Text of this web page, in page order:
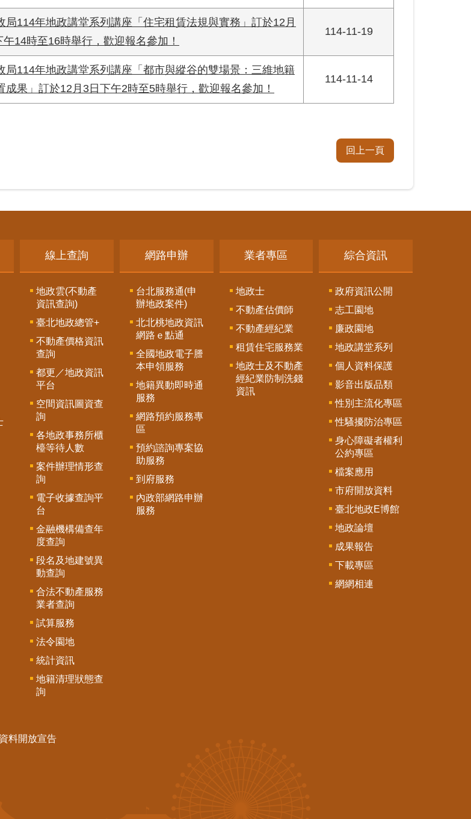
局114年地政講堂系列講座「住宅租賃法規與實務」訂於12月
14時至16時舉行，歡迎報名參加！
114-11-19
局114年地政講堂系列講座「都市與縱谷的雙場景：三維地籍
成果」訂於12月3日下午2時至5時舉行，歡迎報名參加！
114-11-14
回上一頁
線上查詢
地政雲(不動產
資訊查詢)
臺北地政總管+
不動產價格資訊
查詢
都更／地政資訊
平台
空間資訊圖資查
詢
各地政事務所櫃
檯等待人數
案件辦理情形查
詢
電子收據查詢平
台
金融機構備查年
度查詢
段名及地建號異
動查詢
合法不動產服務
業者查詢
試算服務
法令園地
統計資訊
地籍清理狀態查
詢
網路申辦
台北服務通(申
辦地政案件)
北北桃地政資訊
網路ｅ點通
全國地政電子謄
本申領服務
地籍異動即時通
服務
網路預約服務專
區
預約諮詢專案協
助服務
到府服務
內政部網路申辦
服務
業者專區
地政士
不動產估價師
不動產經紀業
租賃住宅服務業
地政士及不動產
經紀業防制洗錢
資訊
綜合資訊
政府資訊公開
志工園地
廉政園地
地政講堂系列
個人資料保護
影音出版品類
性別主流化專區
性騷擾防治專區
身心障礙者權利
公約專區
檔案應用
市府開放資料
臺北地政E博館
地政論壇
成果報告
下載專區
網網相連
料開放宣告